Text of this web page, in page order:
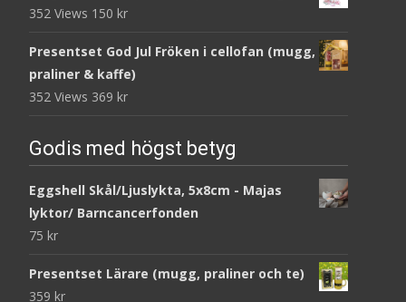
352 Views 150 kr
Presentset God Jul Fröken i cellofan (mugg,
praliner & kaffe)
352 Views 369 kr
Godis med högst betyg
Eggshell Skål/Ljuslykta, 5x8cm - Majas
lyktor/ Barncancerfonden
75 kr
Presentset Lärare (mugg, praliner och te)
359 kr